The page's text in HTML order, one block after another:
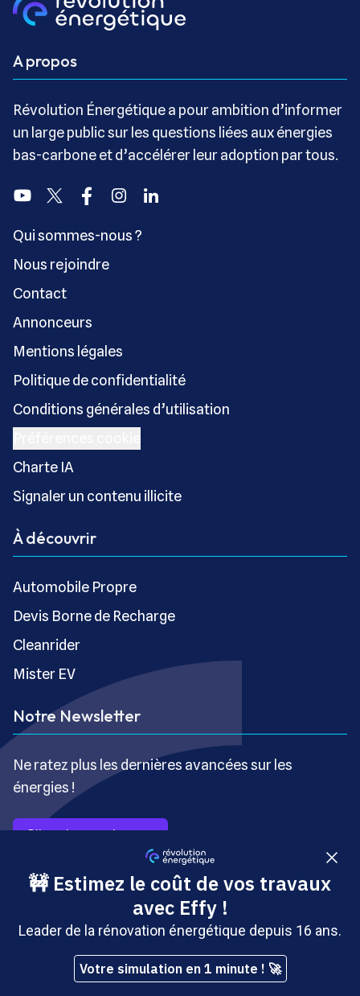
A propos
Révolution Énergétique a pour ambition d’informer
un large public sur les questions liées aux énergies
bas-carbone et d’accélérer leur adoption par tous.
YoutubeTwitter FacebookInstagramLinkedin
Qui sommes-nous ?
Nous rejoindre
Contact
Annonceurs
Mentions légales
Politique de confidentialité
Conditions générales d’utilisation
Charte IA
Signaler un contenu illicite
À découvrir
Automobile Propre
Devis Borne de Recharge
Cleanrider
Mister EV
Notre Newsletter
Ne ratez plus les dernières avancées sur les
énergies !
S’inscrire gratuitement
Copyright © Révolution Énergétique - Tous droits réservés
- Site édité par Saabre SAS, une société du groupe
Brakson